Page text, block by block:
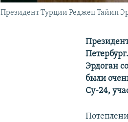
Президент Турции Реджеп Тайип
Эрдоган
были
Су-24,